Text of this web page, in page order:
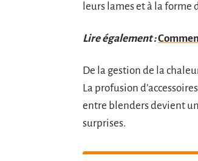
leurs lames et à la
Lire également :
De la gestion de la
La profusion
entre blenders devient
surprises.